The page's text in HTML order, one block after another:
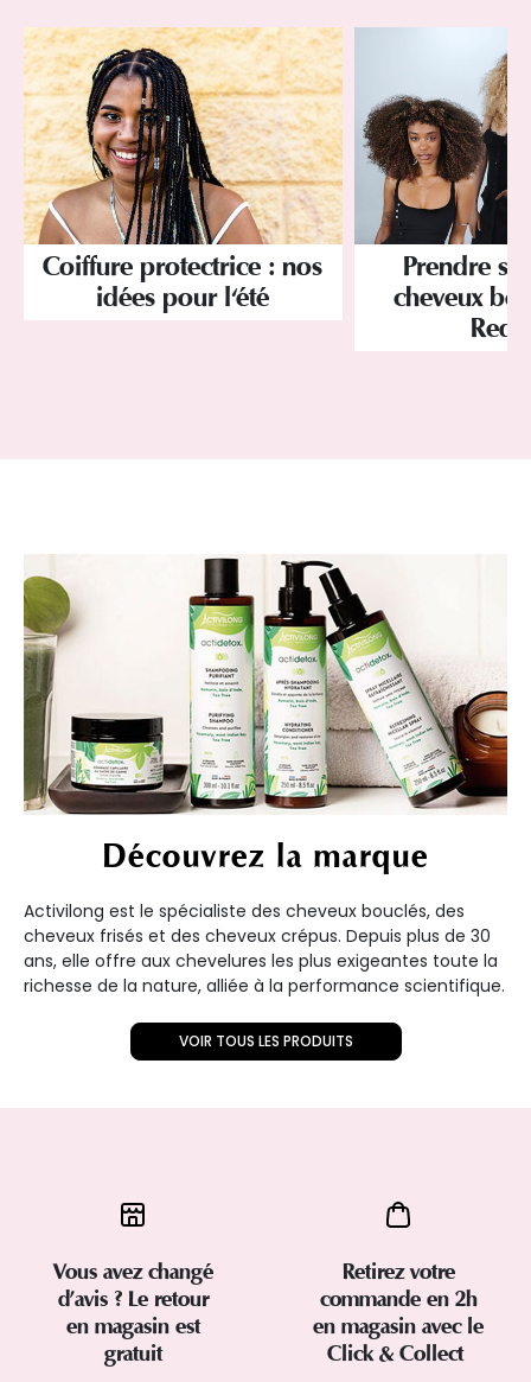
Coiffure protectrice : nos
idées pour l'été
Prendre
cheveux
Découvrez la marque
Activilong est le spécialiste des cheveux bouclés, des
cheveux frisés et des cheveux crépus. Depuis plus de 30
ans, elle offre aux chevelures les plus exigeantes toute la
richesse de la nature, alliée à la performance scientifique.
VOIR TOUS LES PRODUITS
Vous avez changé
d’avis ? Le retour
en magasin est
gratuit
Retirez votre
commande en 2h
en magasin avec le
Click & Collect